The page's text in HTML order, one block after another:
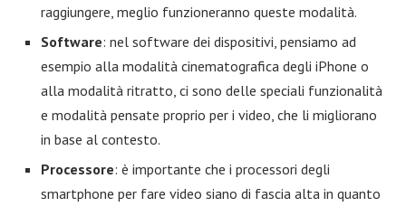
raggiungere, meglio funzioneranno queste modalità.
Software: nel software dei dispositivi, pensiamo ad
esempio alla modalità cinematografica degli iPhone o
alla modalità ritratto, ci sono delle speciali funzionalità
e modalità pensate proprio per i video, che li migliorano
in base al contesto.
Processore: è importante che i processori degli
smartphone per fare video siano di fascia alta in quanto